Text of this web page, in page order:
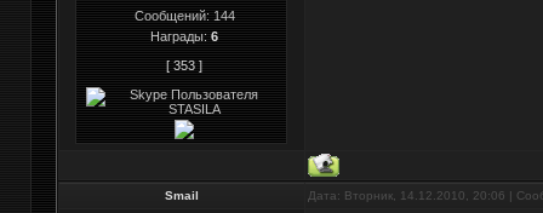
Сообщений: 144
Награды: 6
[ 353 ]
Smail Дата: Вторник, 14.12.2010, 20:06 |